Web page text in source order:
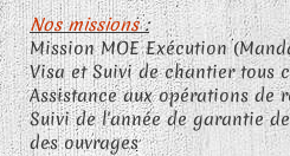
Nos missions:
Mission MOE Exécution
Visa et Suivi de chantier tous
Assistance aux opérations de
Suivi de l'année de garantie
des ouvrages